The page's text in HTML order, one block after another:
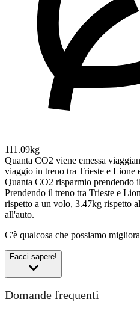
111.09kg
Quanta CO2 viene emessa
viaggio in treno tra Trieste e Lione
Quanta CO2 risparmio prendendo
Prendendo il treno tra Trieste e
rispetto a un volo, 3.47kg rispetto
all'auto.
C'è qualcosa che possiamo
Facci sapere!
Domande frequenti